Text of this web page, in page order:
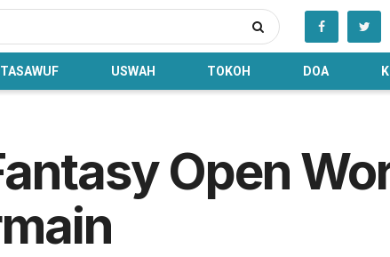
TASAWUF USWAH TOKOH DOA
Open